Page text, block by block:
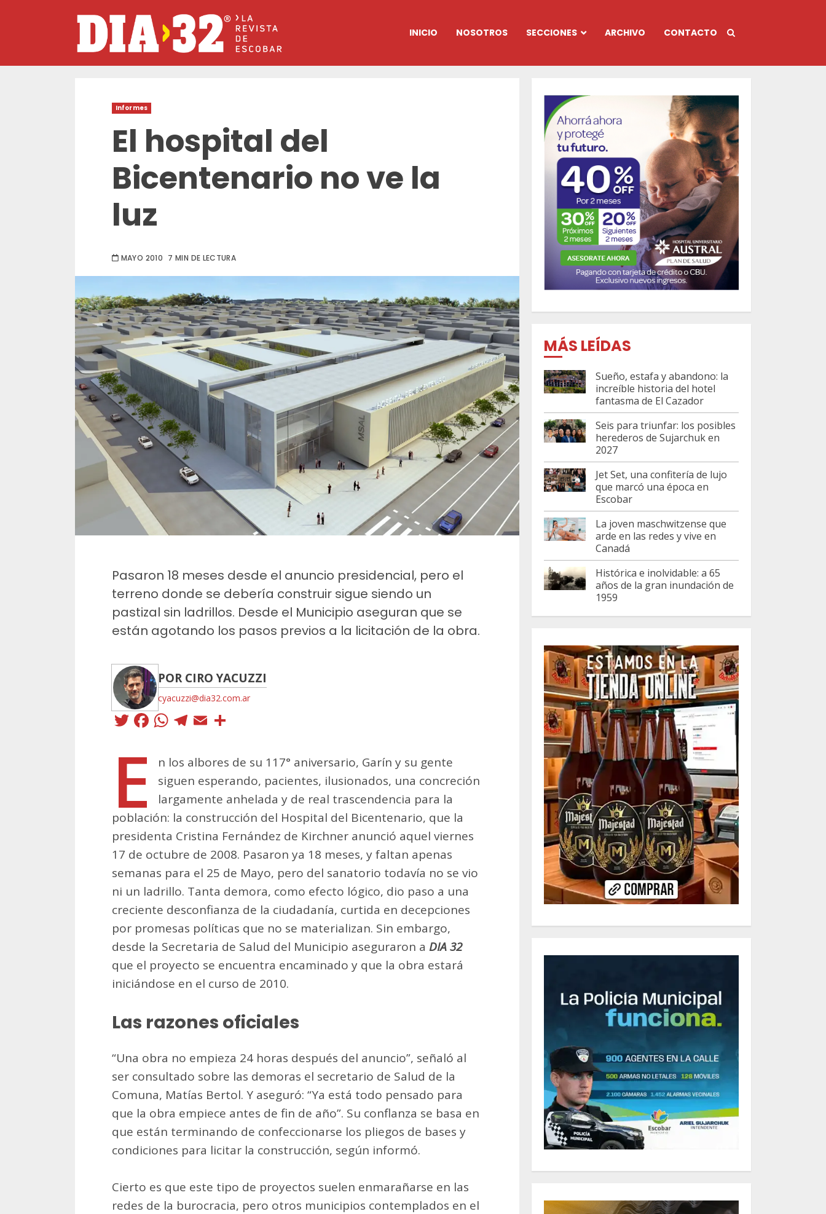
INICIO NOSOTROS SECCIONES ARCHIVO CONTACTO
Informes
El hospital del
Bicentenario no ve la
luz
MAYO 2010 7 MIN DE LECTURA
Pasaron 18 meses desde el anuncio presidencial, pero el
terreno donde se debería construir sigue siendo un
pastizal sin ladrillos. Desde el Municipio aseguran que se
están agotando los pasos previos a la licitación de la obra.
POR CIRO YACUZZI
cyacuzzi@dia32.com.ar
Twitter
Facebook
WhatsApp
Telegram
Email
E
n los albores de su 117° aniversario, Garín y su gente
siguen esperando, pacientes, ilusionados, una concreción
largamente anhelada y de real trascendencia para la
población: la construcción del Hospital del Bicentenario, que la
presidenta Cristina Fernández de Kirchner anunció aquel viernes
17 de octubre de 2008. Pasaron ya 18 meses, y faltan apenas
semanas para el 25 de Mayo, pero del sanatorio todavía no se vio
ni un ladrillo. Tanta demora, como efecto lógico, dio paso a una
creciente desconfianza de la ciudadanía, curtida en decepciones
por promesas políticas que no se materializan. Sin embargo,
desde la Secretaria de Salud del Municipio aseguraron a DIA 32
que el proyecto se encuentra encaminado y que la obra estará
iniciándose en el curso de 2010.
Las razones oficiales
“Una obra no empieza 24 horas después del anuncio”, señaló al
ser consultado sobre las demoras el secretario de Salud de la
Comuna, Matías Bertol. Y aseguró: “Ya está todo pensado para
que la obra empiece antes de fin de año”. Su conflanza se basa en
que están terminando de confeccionarse los pliegos de bases y
condiciones para licitar la construcción, según informó.
Cierto es que este tipo de proyectos suelen enmarañarse en las
redes de la burocracia, pero otros municipios contemplados en el
MÁS LEÍDAS
Sueño, estafa y abandono: la
increíble historia del hotel
fantasma de El Cazador
Seis para triunfar: los posibles
herederos de Sujarchuk en
2027
Jet Set, una confitería de lujo
que marcó una época en
Escobar
La joven maschwitzense que
arde en las redes y vive en
Canadá
Histórica e inolvidable: a 65
años de la gran inundación de
1959